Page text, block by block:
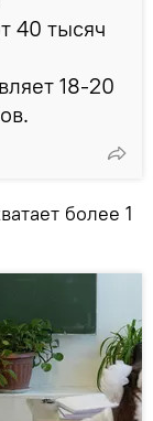
40 тысяч
18-20
более 1